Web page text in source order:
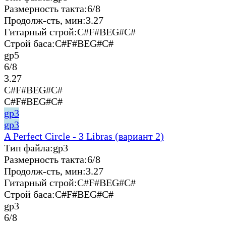
Размерность такта:6/8
Продолж-сть, мин:3.27
Гитарный строй:C#F#BEG#C#
Строй баса:C#F#BEG#C#
gp5
6/8
3.27
C#F#BEG#C#
C#F#BEG#C#
gp3
gp3
A Perfect Circle - 3 Libras (вариант 2)
Тип файла:gp3
Размерность такта:6/8
Продолж-сть, мин:3.27
Гитарный строй:C#F#BEG#C#
Строй баса:C#F#BEG#C#
gp3
6/8